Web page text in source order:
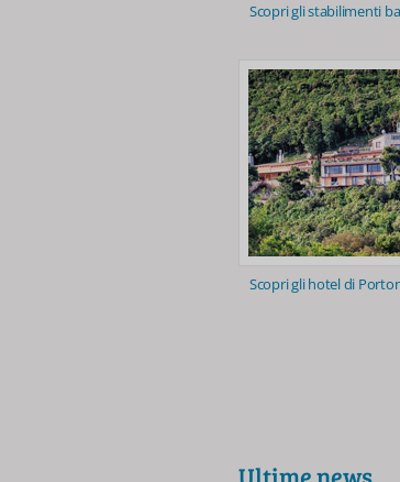
Scopri gli stabilimenti
Scopri gli hotel di